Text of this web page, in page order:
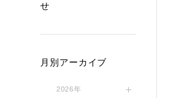
せ
月別アーカイブ
2026年